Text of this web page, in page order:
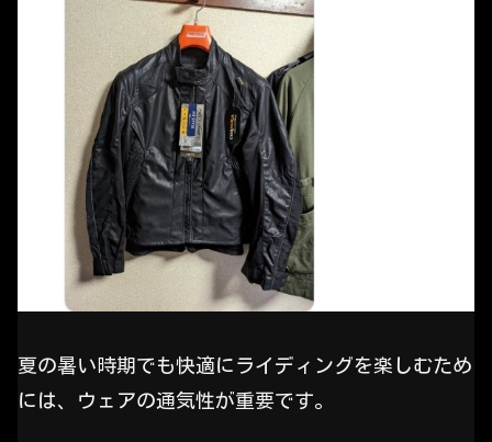
夏の暑い時期でも快適にライディングを楽しむため
には、ウェアの通気性が重要です。